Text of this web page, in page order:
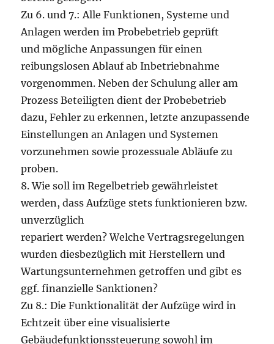
Zu 6. und 7.: Alle Funktionen, Systeme und
Anlagen werden im Probebetrieb geprüft
und mögliche Anpassungen für einen
reibungslosen Ablauf ab Inbetriebnahme
vorgenommen. Neben der Schulung aller am
Prozess Beteiligten dient der Probebetrieb
dazu, Fehler zu erkennen, letzte anzupassende
Einstellungen an Anlagen und Systemen
vorzunehmen sowie prozessuale Abläufe zu
proben.
8. Wie soll im Regelbetrieb gewährleistet
werden, dass Aufzüge stets funktionieren bzw.
unverzüglich
repariert werden? Welche Vertragsregelungen
wurden diesbezüglich mit Herstellern und
Wartungsunternehmen getroffen und gibt es
ggf. finanzielle Sanktionen?
Zu 8.: Die Funktionalität der Aufzüge wird in
Echtzeit über eine visualisierte
Gebäudefunktionssteuerung sowohl im